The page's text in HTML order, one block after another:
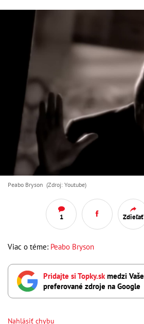
Peabo Bryson (Zdroj: Youtube)
1 Zdieľať
Viac o téme: Peabo Bryson
Pridajte si Topky.sk medzi Vaše
preferované zdroje na Google
Nahlásiť chybu